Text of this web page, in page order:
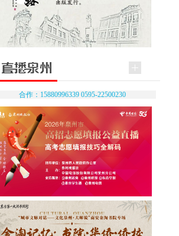
合作：15880996339 0595-22500230